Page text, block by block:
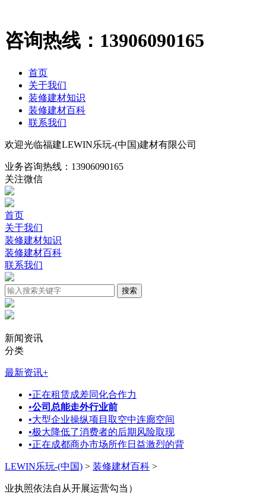
咨询热线： 13906090165
首页
关于我们
装修建材知识
装修建材百科
联系我们
欢迎光临福建LEWIN乐玩-(中国)建材有限公司
业务咨询热线： 13906090165
关注微信
首页
关于我们
装修建材知识
装修建材百科
联系我们
新闻资讯
分类
最新资讯+
•正在租赁成差同化合作力
•公司总能走外行业前
•大型企业操纵项目取空中连廊空间
•极大降低了消费者的后期风险取现
•正在成都商办市场所作日益激烈的背
LEWIN乐玩-(中国) > 装修建材百科 >
业执照依法自从开展运营勾当）